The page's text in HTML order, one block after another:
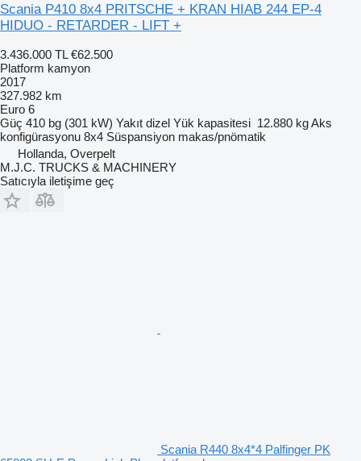
Scania P410 8x4 PRITSCHE + KRAN HIAB 244 EP-4
HIDUO - RETARDER - LIFT +
3.436.000 TL €62.500
Platform kamyon
2017
327.982 km
Euro 6
Güç 410 bg (301 kW) Yakıt dizel Yük kapasitesi 12.880 kgAks
konfigürasyonu 8x4 Süspansiyon makas/pnömatik
Hollanda, Overpelt
M.J.C. TRUCKS & MACHINERY
Satıcıyla iletişime geç
Scania R440 8x4*4 Palfinger PK